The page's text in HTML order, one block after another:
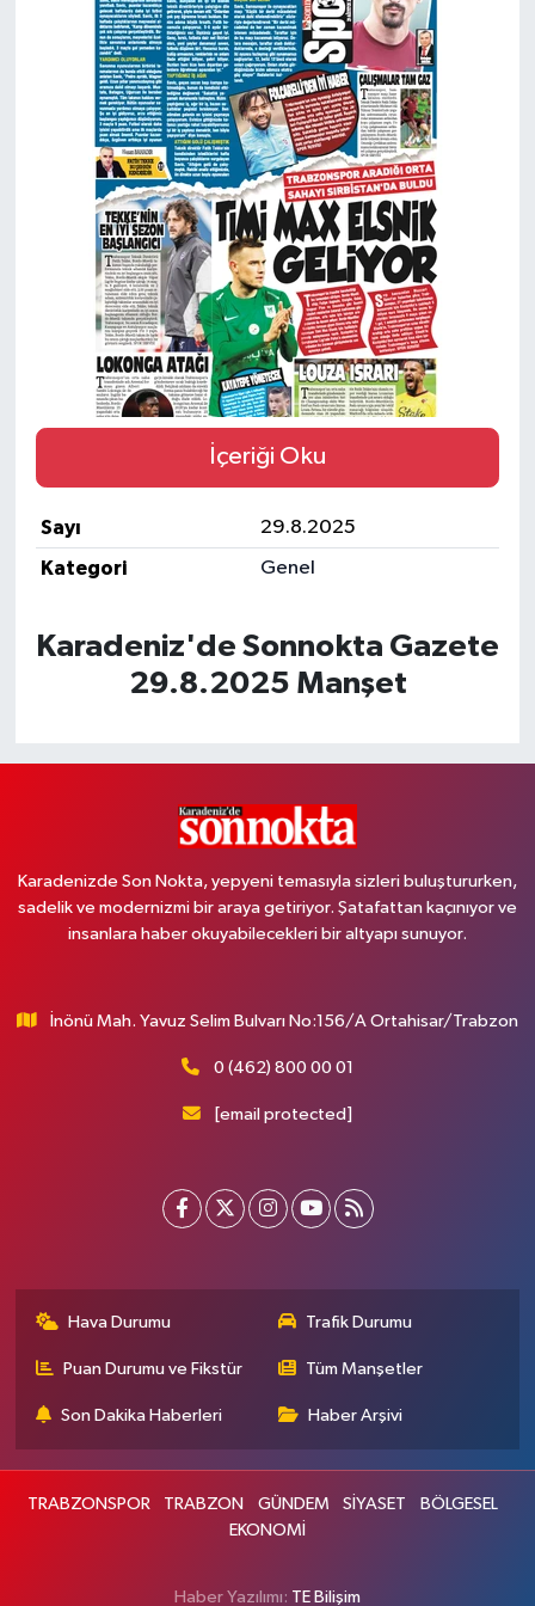
İçeriği Oku
Sayı
29.8.2025
Kategori
Genel
Karadeniz'de Sonnokta Gazete
29.8.2025 Manşet
Karadenizde Son Nokta, yepyeni temasıyla sizleri buluştururken,
sadelik ve modernizmi bir araya getiriyor. Şatafattan kaçınıyor ve
insanlara haber okuyabilecekleri bir altyapı sunuyor.
İnönü Mah. Yavuz Selim Bulvarı No:156/A Ortahisar/Trabzon
0 (462) 800 00 01
[email protected]
Hava Durumu Trafik Durumu
Puan Durumu ve Fikstür Tüm Manşetler
Son Dakika Haberleri Haber Arşivi
TRABZONSPOR TRABZON GÜNDEM SİYASET
BÖLGESEL
EKONOMİ
Haber Yazılımı: TE Bilişim
SİYASET
Teknoloji
TRABZON
TRABZONSPOR
Yaşam